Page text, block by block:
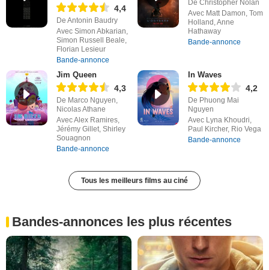
4,4
De Antonin Baudry
Avec Simon Abkarian,
Simon Russell Beale,
Florian Lesieur
Bande-annonce
De Christopher Nolan
Avec Matt Damon, Tom
Holland, Anne
Hathaway
Bande-annonce
Jim Queen
4,3
De Marco Nguyen,
Nicolas Athane
Avec Alex Ramires,
Jérémy Gillet, Shirley
Souagnon
Bande-annonce
In Waves
4,2
De Phuong Mai
Nguyen
Avec Lyna Khoudri,
Paul Kircher, Rio Vega
Bande-annonce
Tous les meilleurs films au ciné
Bandes-annonces les plus récentes